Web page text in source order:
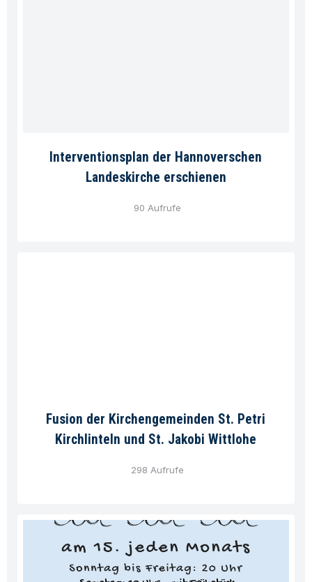
Interventionsplan der Hannoverschen
Landeskirche erschienen
90 Aufrufe
Fusion der Kirchengemeinden St. Petri
Kirchlinteln und St. Jakobi Wittlohe
298 Aufrufe